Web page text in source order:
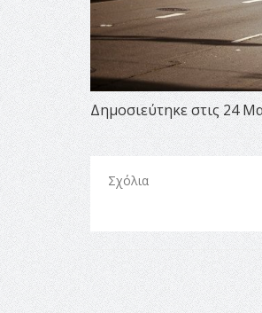
Δημοσιεύτηκε στις 24
Σχόλια